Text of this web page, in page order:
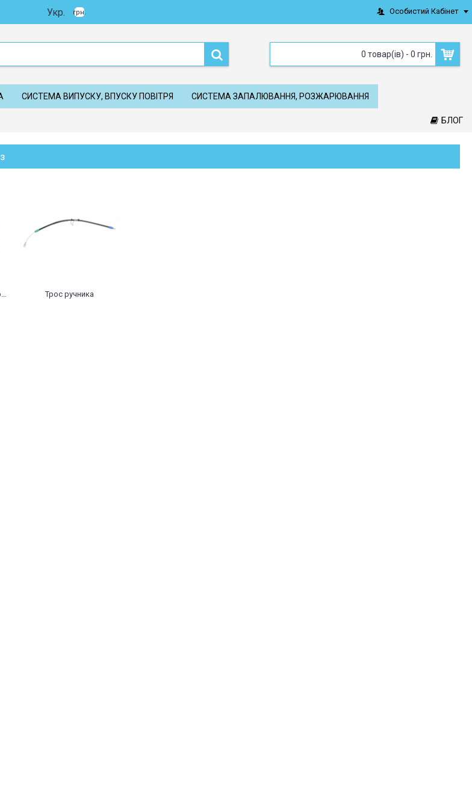
Укр. грн. Особистий Кабінет
0 товар(ів) - 0 грн.
СИСТЕМА ВИПУСКУ, ВПУСКУ ПОВІТРЯ СИСТЕМА ЗАПАЛЮВАННЯ, РОЗЖАРЮВАННЯ
БЛОГ
Комплект пружинок колодок ручника Трос ручника